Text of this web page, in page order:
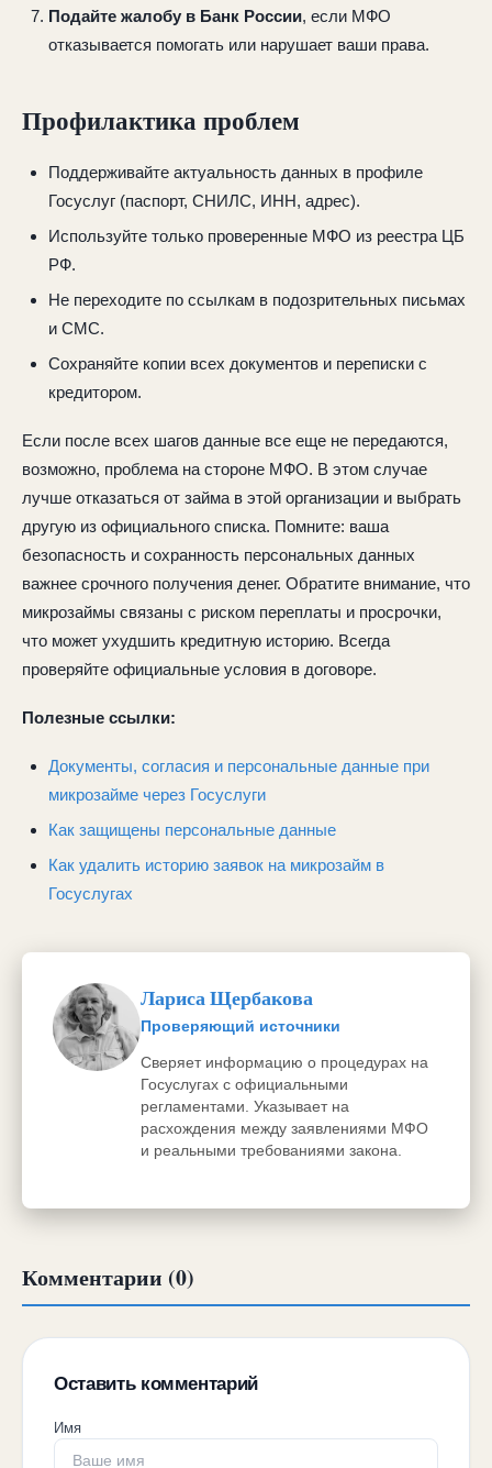
Подайте жалобу в Банк России, если МФО
отказывается помогать или нарушает ваши права.
Профилактика проблем
Поддерживайте актуальность данных в профиле
Госуслуг (паспорт, СНИЛС, ИНН, адрес).
Используйте только проверенные МФО из реестра ЦБ
РФ.
Не переходите по ссылкам в подозрительных письмах
и СМС.
Сохраняйте копии всех документов и переписки с
кредитором.
Если после всех шагов данные все еще не передаются,
возможно, проблема на стороне МФО. В этом случае
лучше отказаться от займа в этой организации и выбрать
другую из официального списка. Помните: ваша
безопасность и сохранность персональных данных
важнее срочного получения денег. Обратите внимание, что
микрозаймы связаны с риском переплаты и просрочки,
что может ухудшить кредитную историю. Всегда
проверяйте официальные условия в договоре.
Полезные ссылки:
Документы, согласия и персональные данные при
микрозайме через Госуслуги
Как защищены персональные данные
Как удалить историю заявок на микрозайм в
Госуслугах
Лариса Щербакова
Проверяющий источники
Сверяет информацию о процедурах на
Госуслугах с официальными
регламентами. Указывает на
расхождения между заявлениями МФО
и реальными требованиями закона.
Комментарии (0)
Оставить комментарий
Имя